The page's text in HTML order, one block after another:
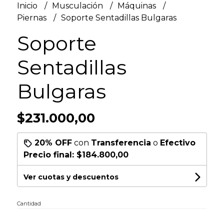
Inicio Musculación
Máquinas
Piernas
Soporte Sentadillas Bulgaras
Soporte
Sentadillas
Bulgaras
$231.000,00
20% OFFcon Transferencia o Efectivo
Precio final: $184.800,00
Ver cuotas y descuentos
Cantidad